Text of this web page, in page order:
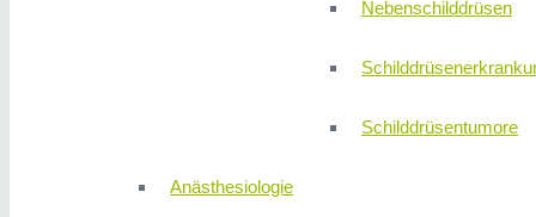
Nebenschilddrüsen
Schilddrüsentumore
Anästhesiologie